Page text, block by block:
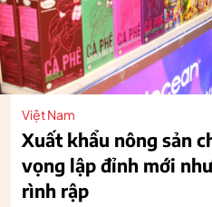
Việt Nam
Xuất khẩu nông sản
vọng lập đỉnh mới
rình rập